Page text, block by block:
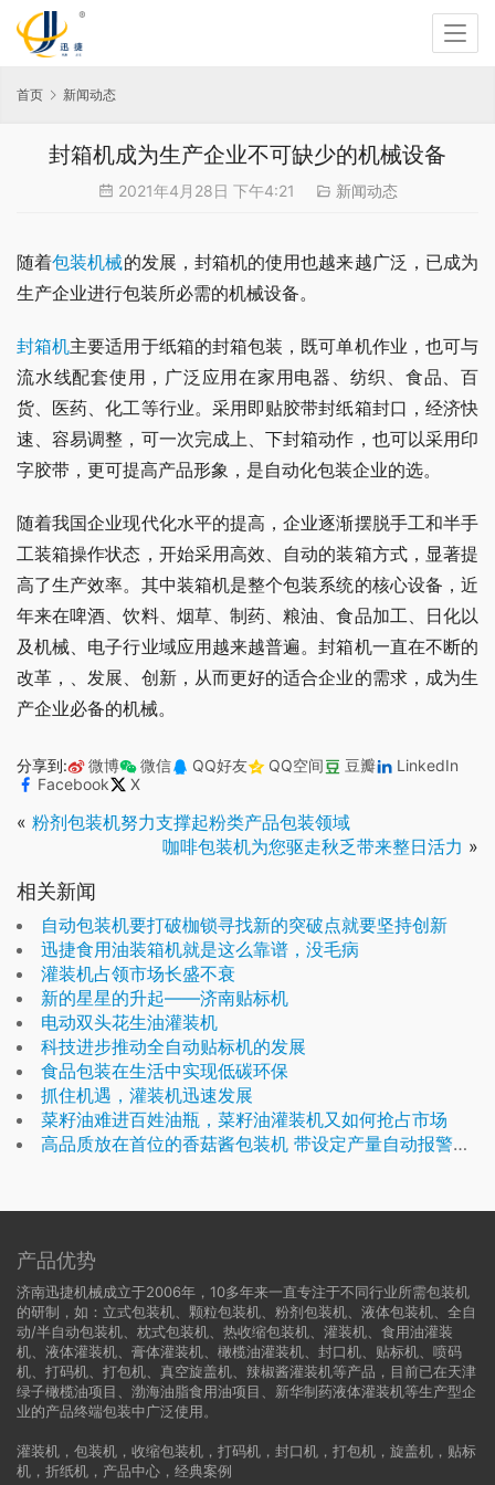
首页 新闻动态
封箱机成为生产企业不可缺少的机械设备
2021年4月28日 下午4:21 新闻动态
随着包装机械的发展，封箱机的使用也越来越广泛，已成为
生产企业进行包装所必需的机械设备。
封箱机主要适用于纸箱的封箱包装，既可单机作业，也可与
流水线配套使用，广泛应用在家用电器、纺织、食品、百
货、医药、化工等行业。采用即贴胶带封纸箱封口，经济快
速、容易调整，可一次完成上、下封箱动作，也可以采用印
字胶带，更可提高产品形象，是自动化包装企业的选。
随着我国企业现代化水平的提高，企业逐渐摆脱手工和半手
工装箱操作状态，开始采用高效、自动的装箱方式，显著提
高了生产效率。其中装箱机是整个包装系统的核心设备，近
年来在啤酒、饮料、烟草、制药、粮油、食品加工、日化以
及机械、电子行业域应用越来越普遍。封箱机一直在不断的
改革，、发展、创新，从而更好的适合企业的需求，成为生
产企业必备的机械。
分享到: 微博 微信 QQ好友 QQ空间 豆瓣
LinkedIn
Facebook
X
« 粉剂包装机努力支撑起粉类产品包装领域
咖啡包装机为您驱走秋乏带来整日活力 »
相关新闻
自动包装机要打破枷锁寻找新的突破点就要坚持创新
迅捷食用油装箱机就是这么靠谱，没毛病
灌装机占领市场长盛不衰
新的星星的升起——济南贴标机
电动双头花生油灌装机
科技进步推动全自动贴标机的发展
食品包装在生活中实现低碳环保
抓住机遇，灌装机迅速发展
菜籽油难进百姓油瓶，菜籽油灌装机又如何抢占市场
高品质放在首位的香菇酱包装机 带设定产量自动报警功能
产品优势
济南迅捷机械成立于2006年，10多年来一直专注于不同行业所需包装机
的研制，如：立式包装机、颗粒包装机、粉剂包装机、液体包装机、全自
动/半自动包装机、枕式包装机、热收缩包装机、灌装机、食用油灌装
机、液体灌装机、膏体灌装机、橄榄油灌装机、封口机、贴标机、喷码
机、打码机、打包机、真空旋盖机、辣椒酱灌装机等产品，目前已在天津
绿子橄榄油项目、渤海油脂食用油项目、新华制药液体灌装机等生产型企
业的产品终端包装中广泛使用。
灌装机 ， 包装机 ， 收缩包装机 ， 打码机 ， 封口机 ， 打包机 ， 旋盖机 ， 贴标
机 ， 折纸机 ， 产品中心 ， 经典案例